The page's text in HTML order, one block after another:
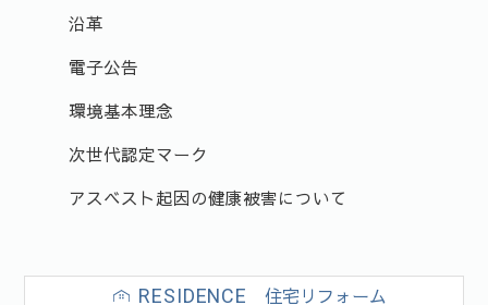
沿革
電子公告
環境基本理念
次世代認定マーク
アスベスト起因の健康被害について
RESIDENCE 住宅リフォーム